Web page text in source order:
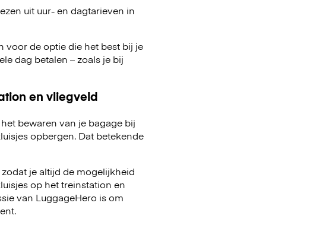
uit uur- en dagtarieven in
voor de optie die het best bij je
dag betalen – zoals je bij
en vliegveld
bewaren van je bagage bij
opbergen. Dat betekende
je altijd de mogelijkheid
op het treinstation en
van LuggageHero is om